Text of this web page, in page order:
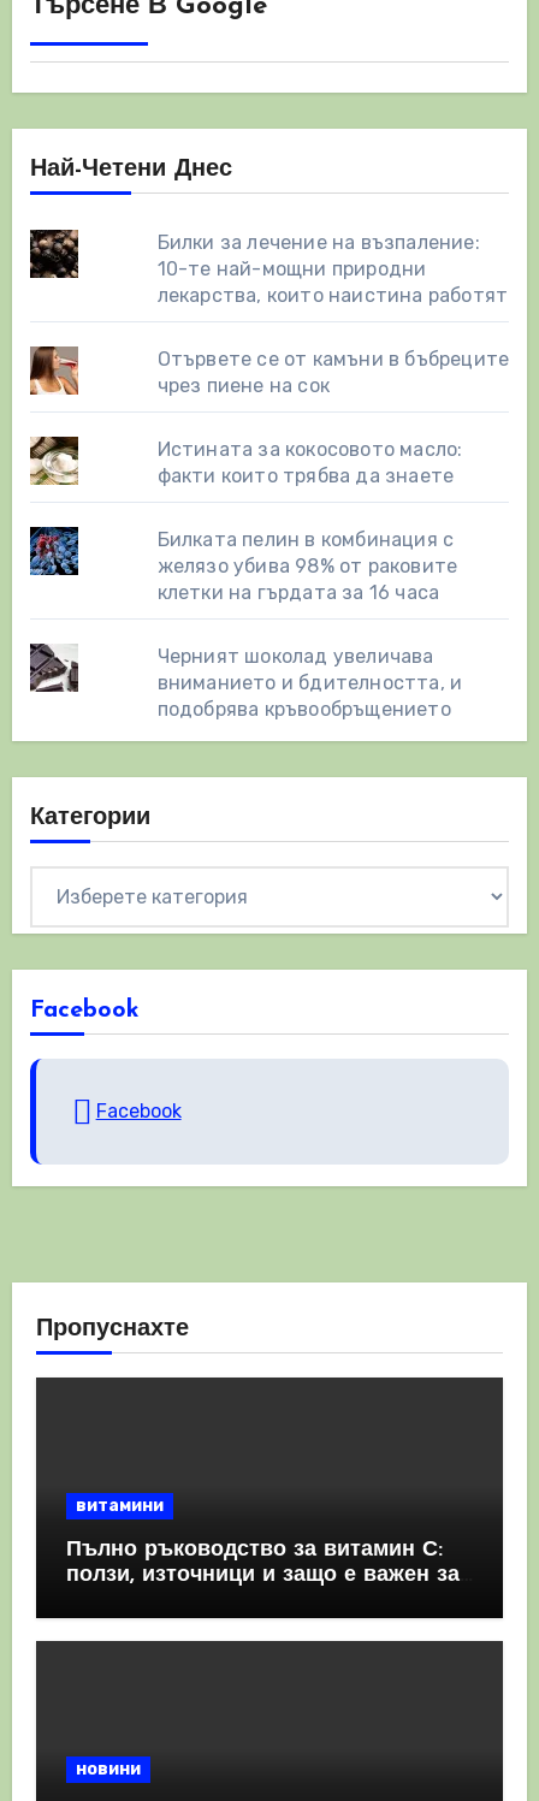
Търсене В Google
Най-Четени Днес
Билки за лечение на възпаление:
10-те най-мощни природни
лекарства, които наистина работят
Отървете се от камъни в бъбреците
чрез пиене на сок
Истината за кокосовото масло:
факти които трябва да знаете
Билката пелин в комбинация с
желязо убива 98% от раковите
клетки на гърдата за 16 часа
Черният шоколад увеличава
вниманието и бдителността, и
подобрява кръвообръщението
Категории
Facebook
Facebook
Пропуснахте
витамини
Пълно ръководство за витамин С:
ползи, източници и защо е важен за
новини